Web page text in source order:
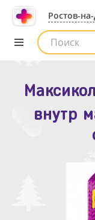
Ростов-
Список аптек
внутр
Зодак